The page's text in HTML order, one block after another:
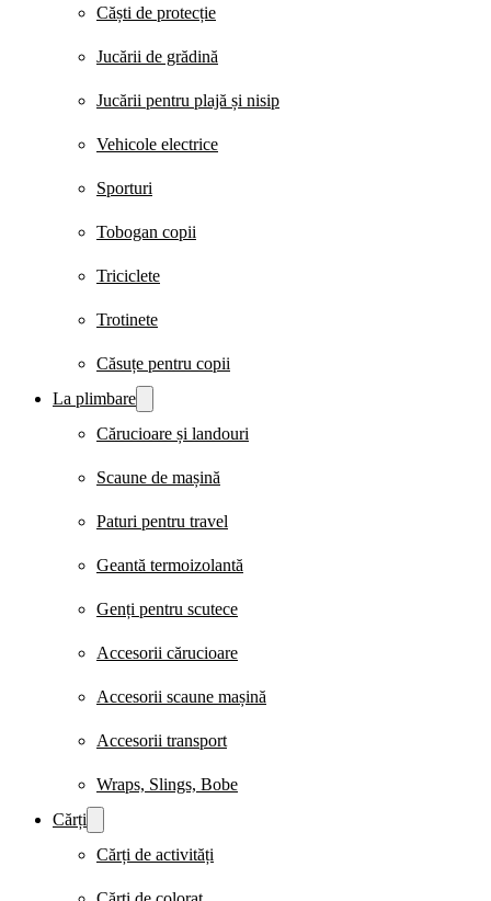
Căști de protecție
Jucării de grădină
Jucării pentru plajă și nisip
Vehicole electrice
Sporturi
Tobogan copii
Triciclete
Trotinete
Căsuțe pentru copii
La plimbare
Cărucioare și landouri
Scaune de mașină
Paturi pentru travel
Geantă termoizolantă
Genți pentru scutece
Accesorii cărucioare
Accesorii scaune mașină
Accesorii transport
Wraps, Slings, Bobe
Cărți
Cărți de activități